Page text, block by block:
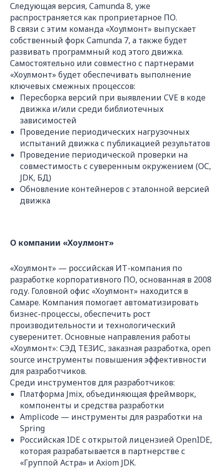
Следующая версия, Camunda 8, уже
распространяется как проприетарное ПО.
В связи с этим команда «Хоулмонт» выпускает
собственный форк Camunda 7, а также будет
развивать программный код этого движка.
Самостоятельно или совместно с партнерами
«Хоулмонт» будет обеспечивать выполнение
ключевых смежных процессов:
Пересборка версий при выявлении CVE в коде
движка и/или среди библиотечных
зависимостей
Проведение периодических нагрузочных
испытаний движка с публикацией результатов
Проведение периодической проверки на
совместимость с суверенным окружением (ОС,
JDK, БД)
Обновление контейнеров с эталонной версией
движка
О компании «Хоулмонт»
«Хоулмонт» — российская ИТ-компания по
разработке корпоративного ПО, основанная в 2008
году. Головной офис «Хоулмонт» находится в
Самаре. Компания помогает автоматизировать
бизнес-процессы, обеспечить рост
производительности и технологический
суверенитет. Основные направления работы
«Хоулмонт»: СЭД ТЕЗИС, заказная разработка, open
source инструменты повышения эффективности
для разработчиков.
Среди инструментов для разработчиков:
Платформа Jmix, объединяющая фреймворк,
компоненты и средства разработки
Amplicode — инструменты для разработки на
Spring
Российская IDE с открытой лицензией OpenIDE,
которая разрабатывается в партнерстве с
«Группой Астра» и Axiom JDK.